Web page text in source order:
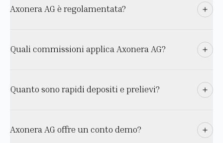
Axonera AG è regolamentata?
Quali commissioni applica Axonera AG?
Quanto sono rapidi depositi e prelievi?
Axonera AG offre un conto demo?